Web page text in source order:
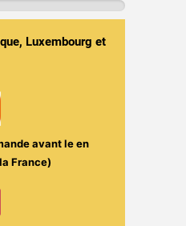
Luxembourg et
avant leen
France)